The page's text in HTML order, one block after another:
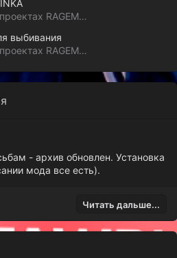
Работает на всех проектах RAGEMP & alt:V
выбивания
Работает на всех проектах RAGEMP & alt:V // by Hope
- архив обновлен. Установка
мода все есть).
Читать дальше...